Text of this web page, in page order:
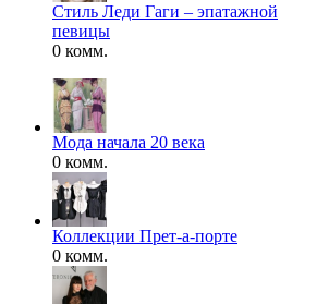
Стиль Леди Гаги – эпатажной
певицы
0 комм.
Мода начала 20 века
0 комм.
Коллекции Прет-а-порте
0 комм.